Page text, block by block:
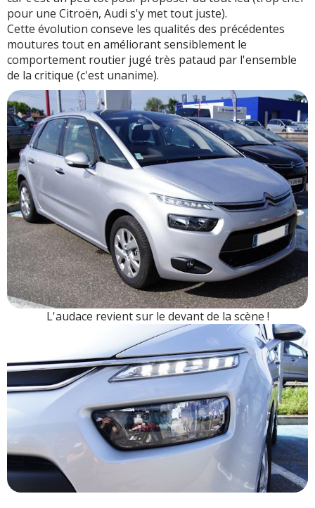
pour une Citroën, Audi s'y met tout juste).
Cette évolution conseve les qualités des précédentes
moutures tout en améliorant sensiblement le
comportement routier jugé très pataud par l'ensemble
de la critique (c'est unanime).
L'audace revient sur le devant de la scène !